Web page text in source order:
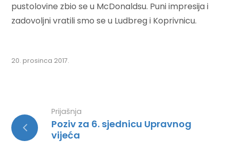
pustolovine zbio se u McDonaldsu. Puni impresija i
zadovoljni vratili smo se u Ludbreg i Koprivnicu.
20. prosinca 2017.
Prijašnja
Poziv za 6. sjednicu Upravnog
vijeća